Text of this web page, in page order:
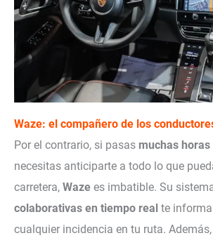
Waze: el compañero de los
Por el contrario, si pasas muchas
necesitas anticiparte a todo lo que
carretera, Waze es imbatible. Su
colaborativas en tiempo real te
cualquier incidencia en tu ruta.